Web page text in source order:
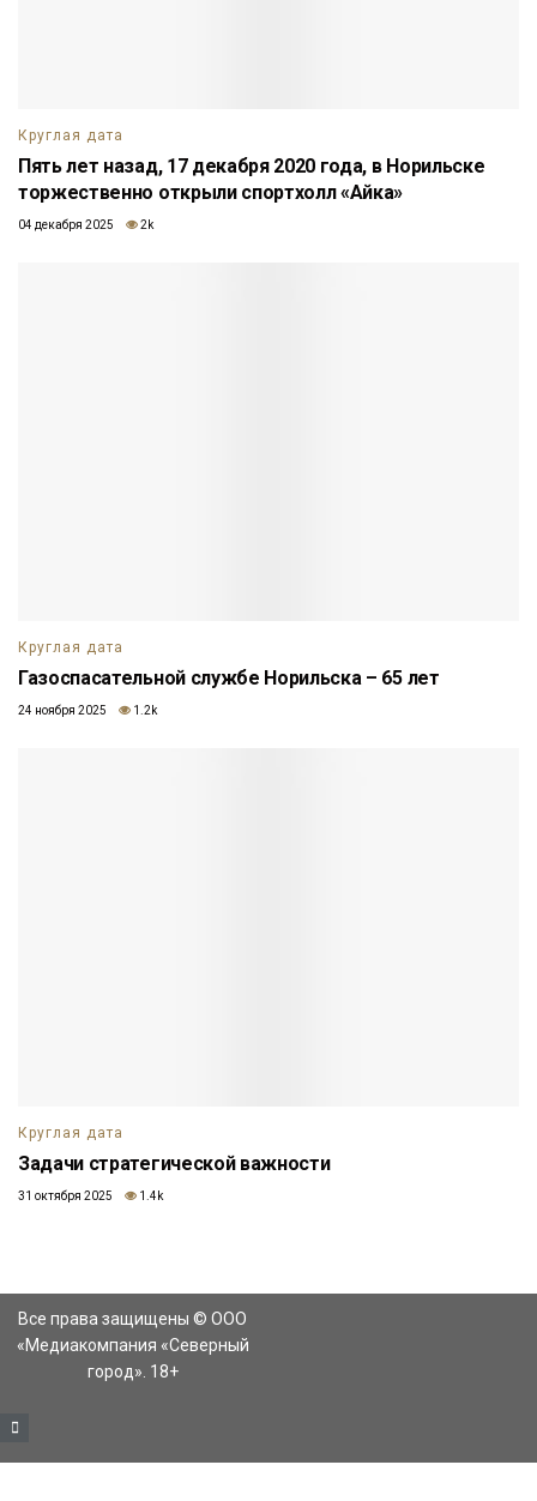
Круглая дата
Пять лет назад, 17 декабря 2020 года, в Норильске
торжественно открыли спортхолл «Айка»
04 декабря 2025 2k
Круглая дата
Газоспасательной службе Норильска – 65 лет
24 ноября 2025 1.2k
Круглая дата
Задачи стратегической важности
31 октября 2025 1.4k
Все права защищены © ООО
«Медиакомпания «Северный
город». 18+